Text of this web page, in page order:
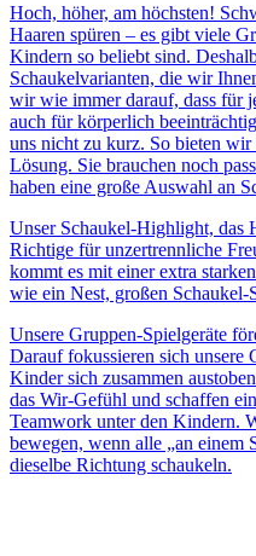
Hoch, höher, am höchsten!
Haaren spüren – es gibt viele
Kindern so beliebt sind.
Schaukelvarianten, die wir
wir wie immer darauf, dass für
auch für körperlich
uns nicht zu kurz. So bieten
Lösung. Sie brauchen noch
haben eine große Auswahl an
Unser Schaukel-Highlight, das
Richtige für unzertrennliche
kommt es mit einer extra
wie ein Nest, großen Schaukel-
Unsere Gruppen-Spielgeräte
Darauf fokussieren sich unsere
Kinder sich zusammen
das Wir-Gefühl und schaffen
Teamwork unter den Kindern.
bewegen, wenn alle „an einem
dieselbe Richtung schaukeln.